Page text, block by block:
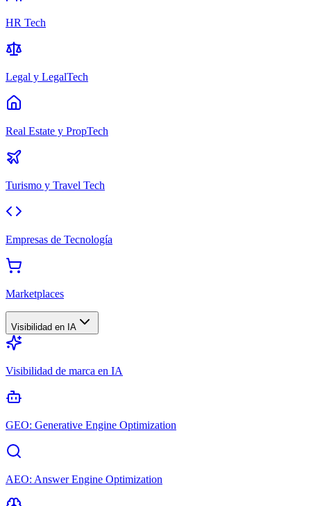
HR Tech
Legal y LegalTech
Real Estate y PropTech
Turismo y Travel Tech
Empresas de Tecnología
Marketplaces
Visibilidad en IA
Visibilidad de marca en IA
GEO: Generative Engine Optimization
AEO: Answer Engine Optimization